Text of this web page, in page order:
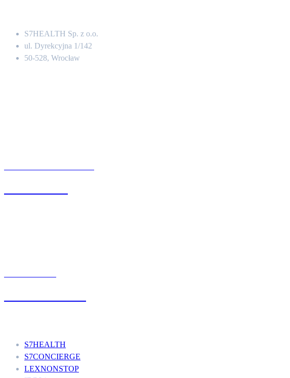
S7HEALTH Sp. z o.o.
ul. Dyrekcyjna 1/142
50-528, Wrocław
S7HEALTH
S7CONCIERGE
LEXNONSTOP